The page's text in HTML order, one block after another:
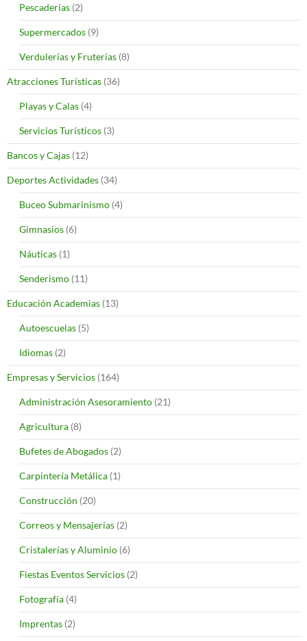
Pescaderías (2)
Supermercados (9)
Verdulerías y Fruterías (8)
Atracciones Turísticas (36)
Playas y Calas (4)
Servicios Turísticos (3)
Bancos y Cajas (12)
Deportes Actividades (34)
Buceo Submarinismo (4)
Gimnasios (6)
Náuticas (1)
Senderismo (11)
Educación Academias (13)
Autoescuelas (5)
Idiomas (2)
Empresas y Servicios (164)
Administración Asesoramiento (21)
Agricultura (8)
Bufetes de Abogados (2)
Carpintería Metálica (1)
Construcción (20)
Correos y Mensajerías (2)
Cristalerías y Aluminio (6)
Fiestas Eventos Servicios (2)
Fotografía (4)
Imprentas (2)